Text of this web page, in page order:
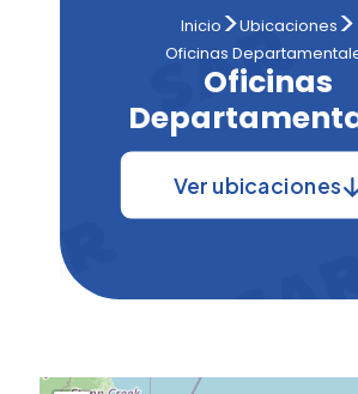
Inicio >Ubicaciones >
Oficinas
Oficinas
Ver ubicaciones